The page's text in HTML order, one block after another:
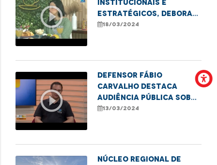
play_circle_outline
Institucionais e
Estratégicos, Debora
Alcântara, fala sobre
18/03/2024
play_circle_outline
Defensor Fábio
Carvalho destaca
audiência pública sobre
direitos das pessoas
Imperatriz
13/03/2024
Núcleo Regional de